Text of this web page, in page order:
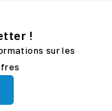
!
sur les